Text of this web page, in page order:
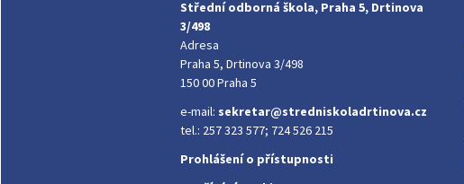
Střední odborná škola, Praha 5, Drtinova
3/498
Adresa
Praha 5, Drtinova 3/498
150 00 Praha 5
e-mail: sekretar@stredniskoladrtinova.cz
tel.: 257 323 577; 724 526 215
Prohlášení o přístupnosti